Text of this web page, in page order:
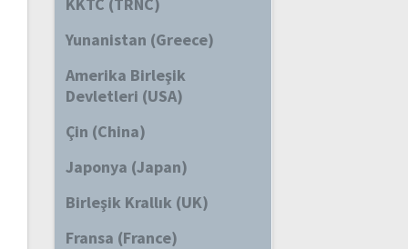
Yunanistan (Greece)
Amerika Birleşik
Devletleri (USA)
Çin (China)
Japonya (Japan)
Birleşik Krallık (UK)
Fransa (France)